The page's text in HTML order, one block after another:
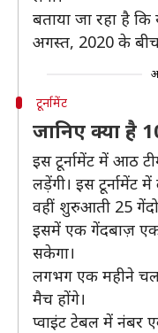
बताया जा रहा है
अगस्त, 2020 के
टूर्नामेंट
जानिए क्या है
इस टूर्नामेंट में आठ
लड़ेंगी। इस टूर्नामेंट
वहीं शुरुआती 25 गेंदो
इसमें एक गेंदबाज़
सकेगा।
लगभग एक महीने
मैच होंगे।
प्वाइंट टेबल में नंबर